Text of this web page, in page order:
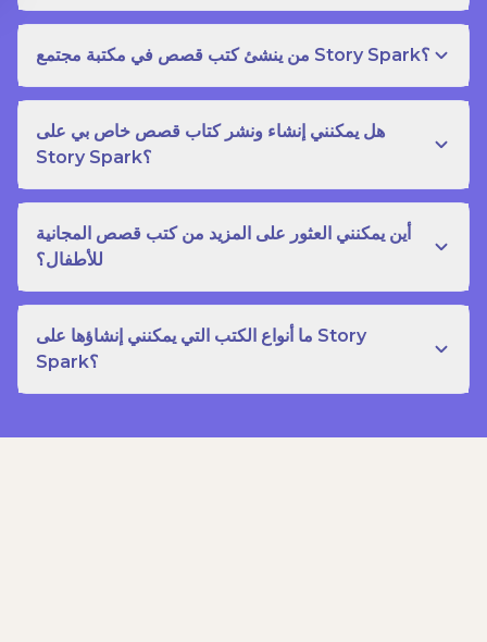
من ينشئ كتب قصص في مكتبة مجتمع Story Spark؟
هل يمكنني إنشاء ونشر كتاب قصص خاص بي على
Story Spark؟
أين يمكنني العثور على المزيد من كتب قصص المجانية
للأطفال؟
ما أنواع الكتب التي يمكنني إنشاؤها على Story
Spark؟